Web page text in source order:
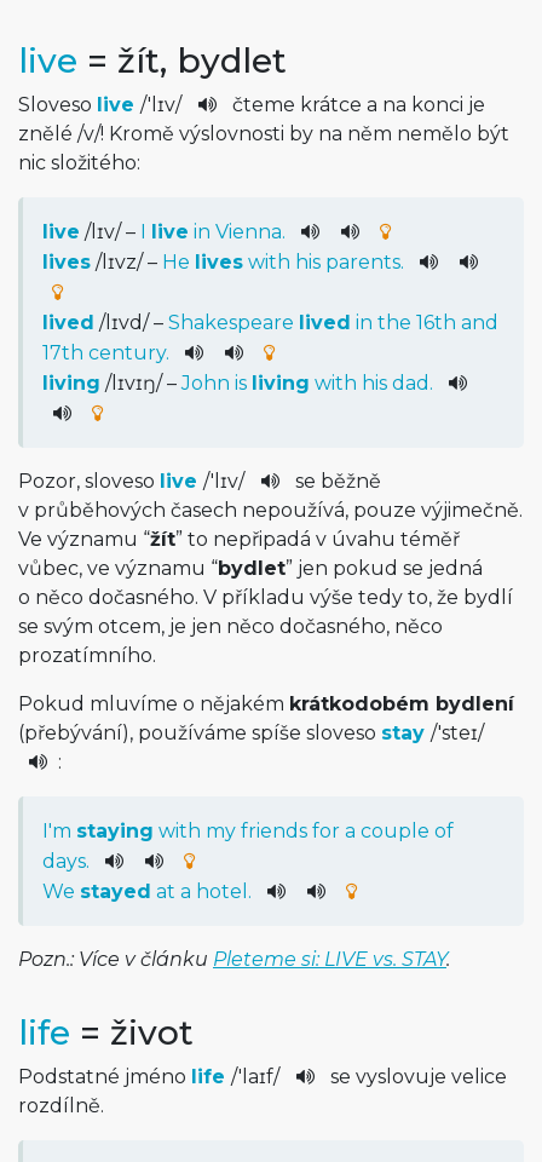
live = žít, bydlet
Sloveso live /'lɪv/
čteme krátce a na konci je
znělé /v/! Kromě výslovnosti by na něm nemělo být
nic složitého:
live /lɪv/– I live in Vienna.
lives /lɪvz/– He lives with his parents.
lived /lɪvd/– Shakespeare lived in the 16th and
17th century.
living /lɪvɪŋ/–John is living with his dad .
Pozor, sloveso live /'lɪv/
se běžně
v průběhových časech nepoužívá, pouze výjimečně.
Ve významu “žít” to nepřipadá v úvahu téměř
vůbec, ve významu “bydlet” jen pokud se jedná
o něco dočasného. V příkladu výše tedy to, že bydlí
se svým otcem, je jen něco dočasného, něco
prozatímního.
Pokud mluvíme o nějakém krátkodobém bydlení
(přebývání), používáme spíše sloveso stay /'steɪ/
:
I'm staying with my friends for a couple of
days.
We stayed at a hotel .
Pozn.: Více v článku Pleteme si: LIVE vs. STAY.
life = život
Podstatné jméno life /'laɪf/
se vyslovuje velice
rozdílně.